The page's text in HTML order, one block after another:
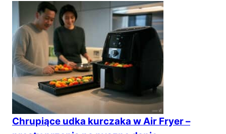
Chrupiące udka kurczaka w Air Fryer –